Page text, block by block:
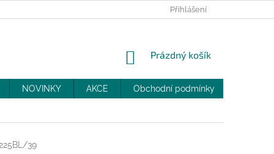
MOJE OBJEDNÁVKA
Přihlášení
NÁKUPNÍ
Prázdný košík
NOVINKY AKCE Obchodní podmínky
39